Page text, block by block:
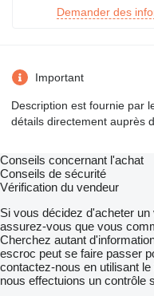
Demander des
Important
Description est fournie par
détails directement auprès
Conseils concernant l'achat
Conseils de sécurité
Vérification du vendeur
Si vous décidez d'acheter
assurez-vous que vous
Cherchez autant
escroc peut se faire passer
contactez-nous en utilisant
nous effectuions un contrôle